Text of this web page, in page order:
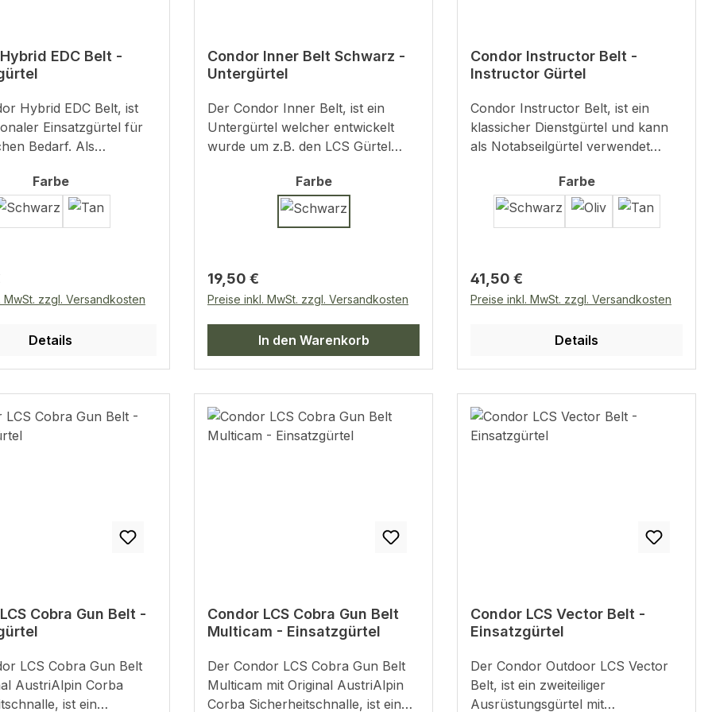
EDC Belt -
Einsatzgürtel für
Gürtel und dem
Battelbelt
Durch die staible
sich ab. Zudem hält er
stabil am
Material: 100%
1,5 Zoll
COBRA
EinsatztaschenMade
cm)M = Gesamtlänge
36" - 40"
cm)L = Gesamtlänge
42" - 46"
114 cm)
Farbeauswählen
Preis:
MwSt. zzgl. Versandkosten
Details
Condor Inner Belt Schwarz -
Untergürtel
Der Condor Inner Belt, ist ein
Untergürtel welcher entwickelt
wurde um z.B. den LCS Gürtel
befestigten.Durch den Hakenklett
kann dieser an Flauschklett
BreiteFlacher Hakenklett an der
OberflächeStabiles MaterialGröße:
Farbeauswählen
Regulärer Preis:
19,50 €
Preise inkl. MwSt. zzgl. Versandkosten
In den Warenkorb
Condor Instructor Belt -
Instructor Gürtel
Condor Instructor Belt, ist ein
klassicher Dienstgürtel und kann
als Notabseilgürtel verwendet
massivem Stahl.Details:Material:
100% NylonHochwertiges, stabiles
(90-100 cm), L (105-125 cm)
Farbeauswählen
Regulärer Preis:
41,50 €
Preise inkl. MwSt. zzgl. Versandkosten
Details
Cobra Gun Belt -
AustriAlpin Corba
ist ein
Condor LCS Cobra Gun Belt
Multicam - Einsatzgürtel
Der Condor LCS Cobra Gun Belt
Multicam mit Original AustriAlpin
Corba Sicherheitschnalle, ist ein
Condor LCS Vector Belt -
Einsatzgürtel
Der Condor Outdoor LCS Vector
Belt, ist ein zweiteiliger
Ausrüstungsgürtel mit